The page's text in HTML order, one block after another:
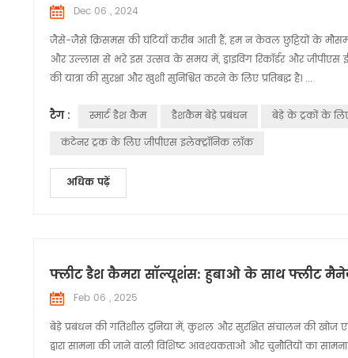
Dec 06 , 2024
जैसे-जैसे क्रिसमस की घंटियाँ करीब आती हैं, हम न केवल छुट्टियों के
और उल्लास से भरे इस उत्सव के समय में, ड्राइविंग रिकॉर्डर और जीपीएस
की यात्रा की सुरक्षा और खुशी सुनिश्चित करने के लिए प्रतिबद्ध है। ...
टैग : स्मार्ट डैश कैम डैशकैम बेड़े प्रबंधन बेड़े के ट्रकों के
कंटेनर ट्रक के लिए जीपीएस इलेक्ट्रॉनिक लॉक
अधिक पढ़ें
फ्लीट डैश कैमरा सॉल्यूशंस: हुबाओ के साथ फ्लीट
Feb 06 , 2025
बेड़े प्रबंधन की गतिशील दुनिया में, कुशल और सुरक्षित संचालन की
द्वारा सामना की जाने वाली विशिष्ट आवश्यकताओं और चुनौतियों का